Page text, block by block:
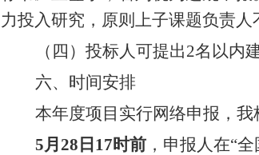
力投入研究，原则上子课题负责人
（四）投标人可提出2名以内
六、时间安排
本年度项目实行网络申报，我
5月 28 日 17时前 ，申报人在“